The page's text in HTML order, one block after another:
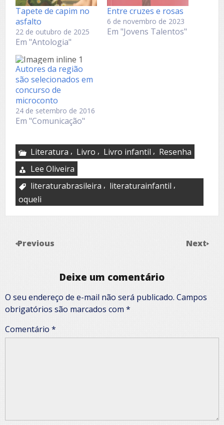
Tapete de capim no
asfalto
22 de outubro de 2025
Em "Antologia"
Entre cruzes e rosas
6 de novembro de 2023
Em "Jovens Talentos"
Autores da região
são selecionados em
concurso de
microconto
24 de setembro de 2016
Em "Comunicação"
Literatura , Livro , Livro infantil , Resenha
Lee Oliveira
literaturabrasileira , literaturainfantil ,
oqueli
Previous Next
Deixe um comentário
O seu endereço de e-mail não será publicado. Campos
obrigatórios são marcados com *
Comentário *